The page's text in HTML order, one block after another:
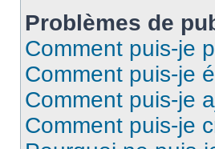
Problèmes de
Comment puis-je
Comment puis-je
Comment puis-je
Comment puis-je